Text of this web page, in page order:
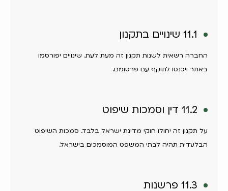
11.1 שינויים בתקנון
החברה רשאית לשנות תקנון זה מעת לעת. שינויים יפורסמו
באתר ויכנסו לתוקף עם פרסומם.
11.2 דין וסמכות שיפוט
על תקנון זה יחולו חוקי מדינת ישראל בלבד. סמכות השיפוט
הבלעדית תהיה לבתי המשפט המוסמכים בישראל.
11.3 פרשנות